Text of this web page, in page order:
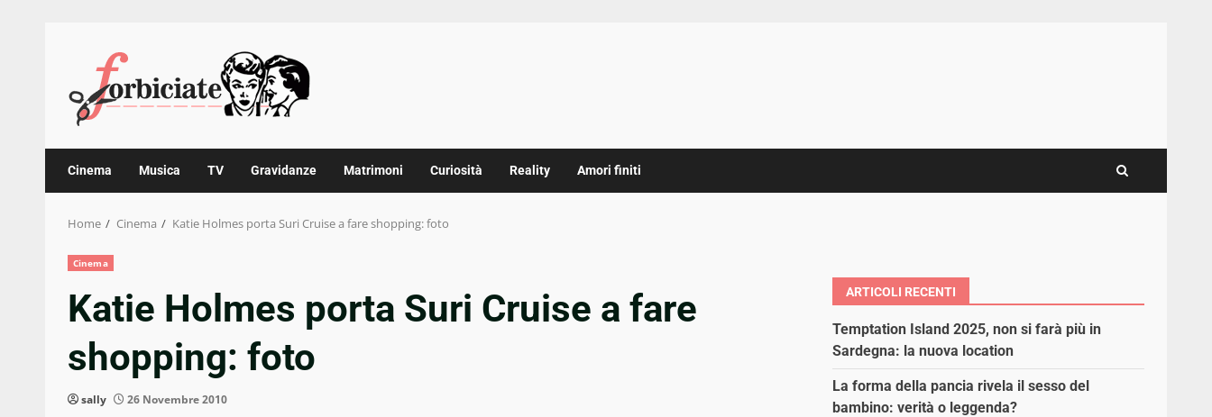
content
Cinema Musica TV Gravidanze Matrimoni Curiosità Reality Amori finiti
Home Cinema Katie Holmes porta Suri Cruise a fare shopping: foto
Cinema
Katie Holmes porta Suri Cruise a fare
shopping: foto
sally 26 Novembre 2010
ARTICOLI RECENTI
Temptation Island 2025, non si farà più in
Sardegna: la nuova location
La forma della pancia rivela il sesso del
bambino: verità o leggenda?